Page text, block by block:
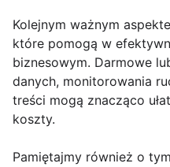
Kolejnym ważnym
które pomogą w
biznesowym. Darmowe
danych, monitorowania
treści mogą znacząco
koszty.
Pamiętajmy również o